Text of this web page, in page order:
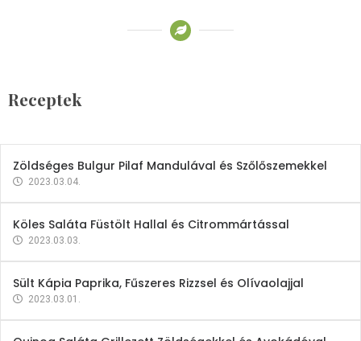
Receptek
2023.03.06.
Zöldséges Bulgur Pilaf Mandulával és Szőlőszemekkel
2023.03.04.
Köles Saláta Füstölt Hallal és Citrommártással
2023.03.03.
Sült Kápia Paprika, Fűszeres Rizzsel és Olívaolajjal
2023.03.01.